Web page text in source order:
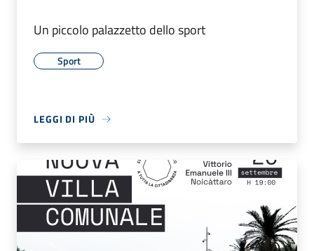
Un piccolo palazzetto dello sport
Sport
LEGGI DI PIÙ